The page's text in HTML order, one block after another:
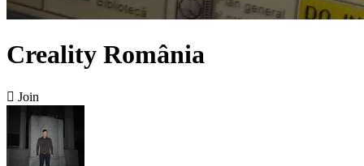
Creality România
 Join